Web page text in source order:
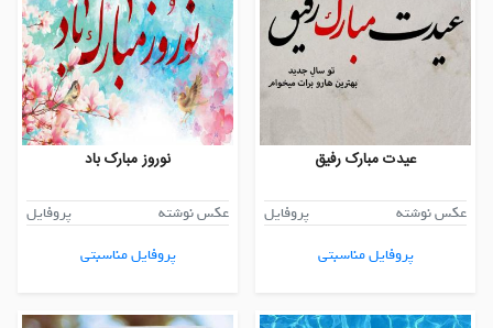
عیدت مبارک رفیق
عکس نوشته
پروفایل
پروفایل مناسبتی
نوروز مبارک باد
عکس نوشته
پروفایل
پروفایل مناسبتی